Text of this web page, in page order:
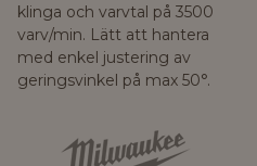
klinga och varvtal på 3500
varv/min. Lätt att hantera
med enkel justering av
geringsvinkel på max 50°.